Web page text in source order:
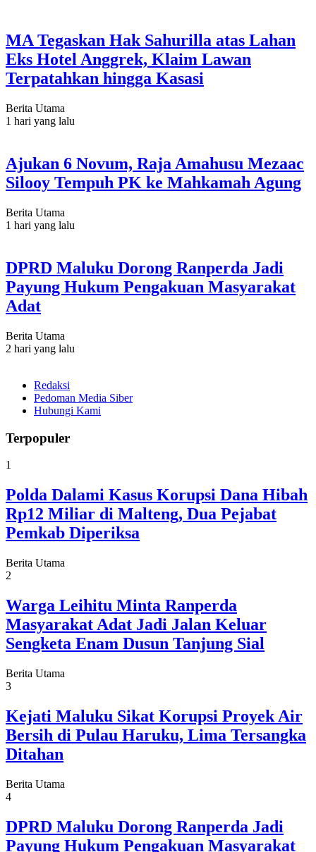
MA Tegaskan Hak Sahurilla atas Lahan
Eks Hotel Anggrek, Klaim Lawan
Terpatahkan hingga Kasasi
Berita Utama
1 hari yang lalu
Ajukan 6 Novum, Raja Amahusu Mezaac
Silooy Tempuh PK ke Mahkamah Agung
Berita Utama
1 hari yang lalu
DPRD Maluku Dorong Ranperda Jadi
Payung Hukum Pengakuan Masyarakat
Adat
Berita Utama
2 hari yang lalu
Redaksi
Pedoman Media Siber
Hubungi Kami
Terpopuler
1
Polda Dalami Kasus Korupsi Dana Hibah
Rp12 Miliar di Malteng, Dua Pejabat
Pemkab Diperiksa
Berita Utama
2
Warga Leihitu Minta Ranperda
Masyarakat Adat Jadi Jalan Keluar
Sengketa Enam Dusun Tanjung Sial
Berita Utama
3
Kejati Maluku Sikat Korupsi Proyek Air
Bersih di Pulau Haruku, Lima Tersangka
Ditahan
Berita Utama
4
DPRD Maluku Dorong Ranperda Jadi
Payung Hukum Pengakuan Masyarakat